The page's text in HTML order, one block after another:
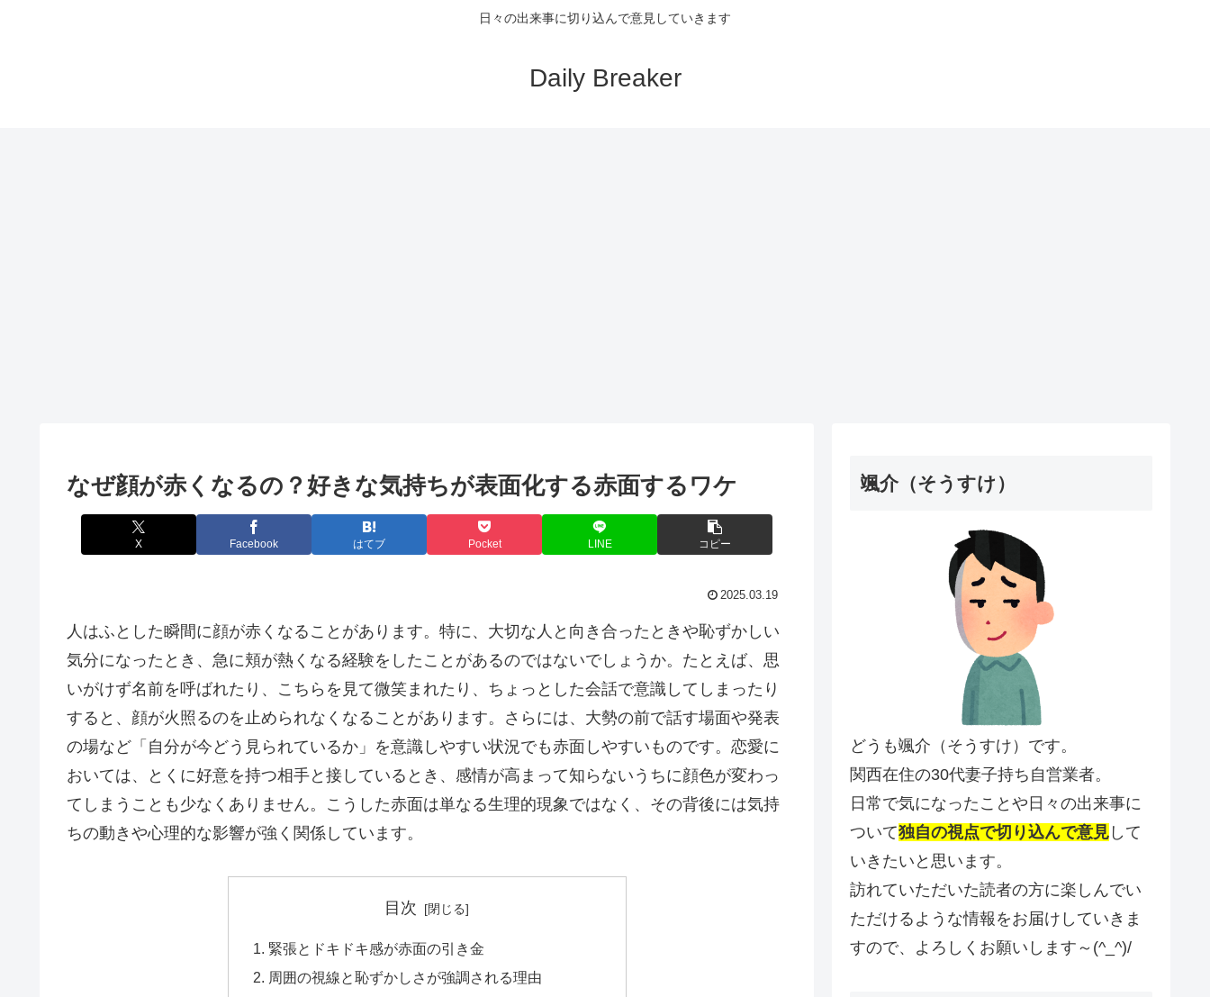
日々の出来事に切り込んで意見していきます
Daily Breaker
なぜ顔が赤くなるの？好きな気持ちが表面化する赤面するワケ
X Facebook はてブ Pocket LINE コピー
2025.03.19
人はふとした瞬間に顔が赤くなることがあります。特に、大切な人と向き合ったときや恥ずかしい
気分になったとき、急に頬が熱くなる経験をしたことがあるのではないでしょうか。たとえば、思
いがけず名前を呼ばれたり、こちらを見て微笑まれたり、ちょっとした会話で意識してしまったり
すると、顔が火照るのを止められなくなることがあります。さらには、大勢の前で話す場面や発表
の場など「自分が今どう見られているか」を意識しやすい状況でも赤面しやすいものです。恋愛に
おいては、とくに好意を持つ相手と接しているとき、感情が高まって知らないうちに顔色が変わっ
てしまうことも少なくありません。こうした赤面は単なる生理的現象ではなく、その背後には気持
ちの動きや心理的な影響が強く関係しています。
目次
緊張とドキドキ感が赤面の引き金
周囲の視線と恥ずかしさが強調される理由
颯介（そうすけ）
どうも颯介（そうすけ）です。
関西在住の30代妻子持ち自営業者。
日常で気になったことや日々の出来事に
ついて独自の視点で切り込んで意見 して
いきたいと思います。
訪れていただいた読者の方に楽しんでい
ただけるような情報をお届けしていきま
すので、よろしくお願いします～(^_^)/